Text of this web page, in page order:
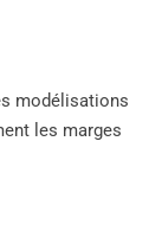
modélisations
les marges